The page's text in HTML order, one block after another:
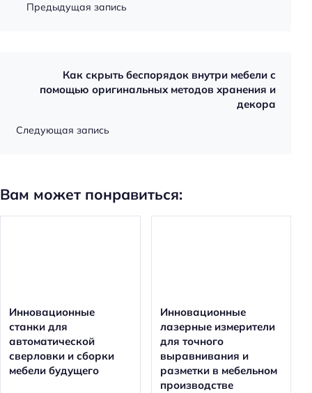
Предыдущая запись
Как скрыть беспорядок внутри мебели с
помощью оригинальных методов хранения и
декора
Следующая запись
Вам может понравиться:
Инновационные
станки для
автоматической
сверловки и сборки
мебели будущего
Инновационные
лазерные измерители
для точного
выравнивания и
разметки в мебельном
производстве